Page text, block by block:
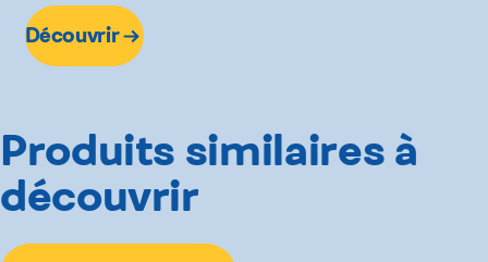
Découvrir
Produits similaires à
découvrir